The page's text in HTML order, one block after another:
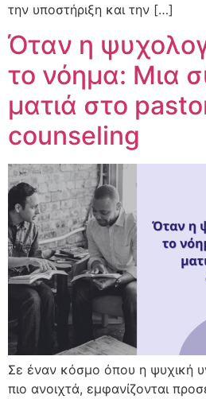
την υποστήριξη και την […]
Όταν η
το νόημα: Μια
ματιά στο
counseling
Σε έναν κόσμο όπου η ψυχική
πιο ανοιχτά, εμφανίζονται